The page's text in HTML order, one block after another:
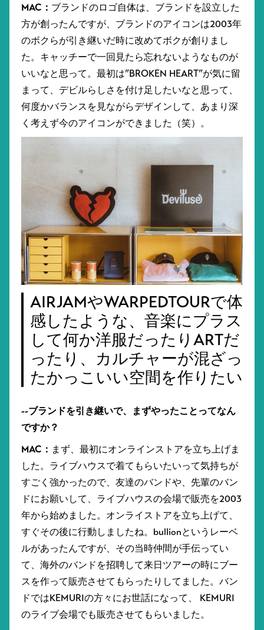
MAC： ブランドのロゴ自体は、ブランドを設立した
方が創ったんですが、ブランドのアイコンは2003年
のボクらが引き継いだ時に改めてボクが創りまし
た。キャッチーで一回見たら忘れないようなものが
いいなと思って。最初は”BROKEN HEART”が気に留
まって、デビルらしさを付け足したいなと思って、
何度かバランスを見ながらデザインして、あまり深
く考えず今のアイコンができました（笑）。
AIRJAMやWARPEDTOURで体
感したような、音楽にプラス
して何か洋服だったりARTだ
ったり、カルチャーが混ざっ
たかっこいい空間を作りたい
--ブランドを引き継いで、まずやったことってなん
ですか？
MAC： まず、最初にオンラインストアを立ち上げま
した。ライブハウスで着てもらいたいって気持ちが
すごく強かったので、友達のバンドや、先輩のバン
ドにお願いして、ライブハウスの会場で販売を2003
年から始めました。オンライストアを立ち上げて、
すぐその後に行動しましたね。bullionというレーベ
ルがあったんですが、その当時仲間が手伝ってい
て、海外のバンドを招聘して来日ツアーの時にブー
スを作って販売させてもらったりしてました。バン
ドではKEMURIの方々にお世話になって、 KEMURI
のライブ会場でも販売させてもらいました。